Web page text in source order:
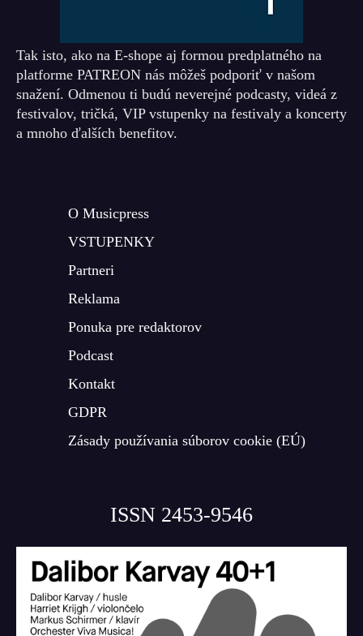
Tak isto, ako na E-shope aj formou predplatného na
platforme PATREON nás môžeš podporiť v našom
snažení. Odmenou ti budú neverejné podcasty, videá z
festivalov, tričká, VIP vstupenky na festivaly a koncerty
a mnoho ďalších benefitov.
O Musicpress
VSTUPENKY
Partneri
Reklama
Ponuka pre redaktorov
Podcast
Kontakt
GDPR
Zásady používania súborov cookie (EÚ)
ISSN 2453-9546